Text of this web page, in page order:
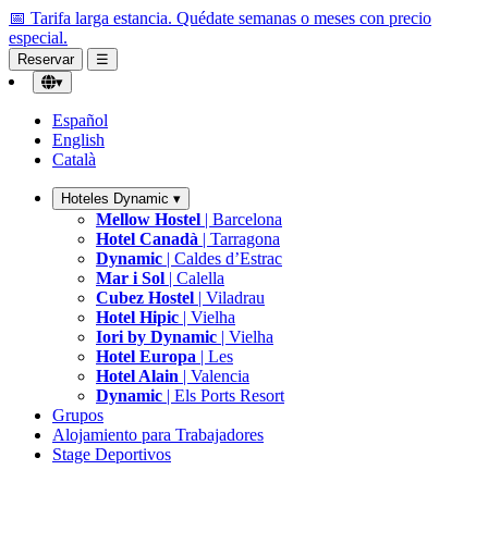
📅 Tarifa larga estancia. Quédate semanas o meses con precio
especial.
Reservar
☰
▾
Español
English
Català
Hoteles Dynamic ▾
Mellow Hostel | Barcelona
Hotel Canadà | Tarragona
Dynamic | Caldes d’Estrac
Mar i Sol | Calella
Cubez Hostel | Viladrau
Hotel Hipic | Vielha
Iori by Dynamic | Vielha
Hotel Europa | Les
Hotel Alain | Valencia
Dynamic | Els Ports Resort
Grupos
Alojamiento para Trabajadores
Stage Deportivos